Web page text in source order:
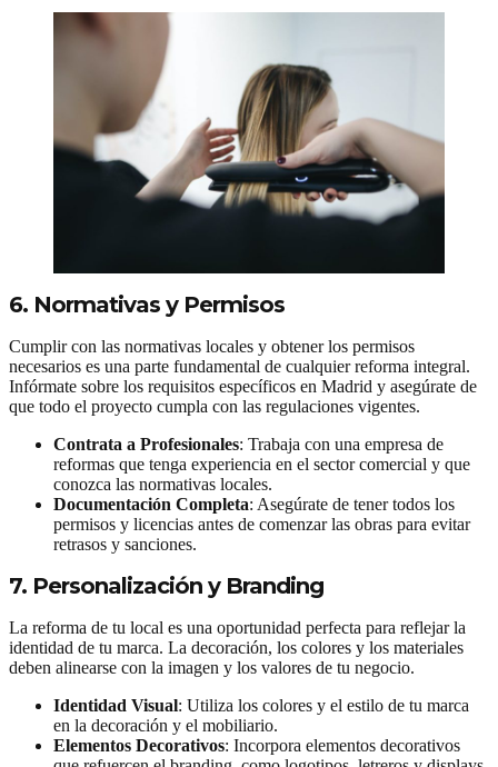
6. Normativas y Permisos
Cumplir con las normativas locales y obtener los permisos
necesarios es una parte fundamental de cualquier reforma integral.
Infórmate sobre los requisitos específicos en Madrid y asegúrate de
que todo el proyecto cumpla con las regulaciones vigentes.
Contrata a Profesionales: Trabaja con una empresa de
reformas que tenga experiencia en el sector comercial y que
conozca las normativas locales.
Documentación Completa: Asegúrate de tener todos los
permisos y licencias antes de comenzar las obras para evitar
retrasos y sanciones.
7. Personalización y Branding
La reforma de tu local es una oportunidad perfecta para reflejar la
identidad de tu marca. La decoración, los colores y los materiales
deben alinearse con la imagen y los valores de tu negocio.
Identidad Visual: Utiliza los colores y el estilo de tu marca
en la decoración y el mobiliario.
Elementos Decorativos: Incorpora elementos decorativos